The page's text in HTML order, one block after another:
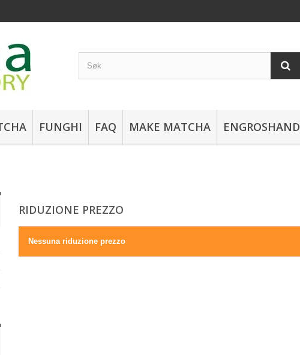
FUNGHI FAQ MAKE MATCHA
RIDUZIONE PREZZO
Nessuna riduzione prezzo